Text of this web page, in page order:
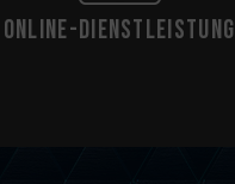
Online-Dienstleistung